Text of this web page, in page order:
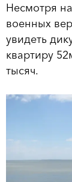
Несмотря
военных
увидеть
квартиру
тысяч.